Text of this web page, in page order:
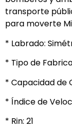
transporte
para moverte
* Labrado:
* Tipo de
* Capacidad de
* Índice de
* Rin: 21